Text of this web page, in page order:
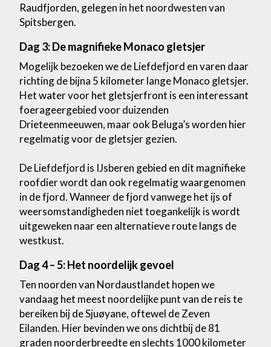
Raudfjorden, gelegen in het noordwesten van
Spitsbergen.
Dag 3: De magnifieke Monaco gletsjer
Mogelijk bezoeken we de Liefdefjord en varen daar
richting de bijna 5 kilometer lange Monaco gletsjer.
Het water voor het gletsjerfront is een interessant
foerageergebied voor duizenden
Drieteenmeeuwen, maar ook Beluga’s worden hier
regelmatig voor de gletsjer gezien.
De Liefdefjord is IJsberen gebied en dit magnifieke
roofdier wordt dan ook regelmatig waargenomen
in de fjord. Wanneer de fjord vanwege het ijs of
weersomstandigheden niet toegankelijk is wordt
uitgeweken naar een alternatieve route langs de
westkust.
Dag 4 – 5: Het noordelijk gevoel
Ten noorden van Nordaustlandet hopen we
vandaag het meest noordelijke punt van de reis te
bereiken bij de Sjuøyane, oftewel de Zeven
Eilanden. Hier bevinden we ons dichtbij de 81
graden noorderbreedte en slechts 1000 kilometer